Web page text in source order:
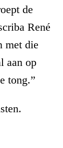
de
René
met die
aan op
tong.”